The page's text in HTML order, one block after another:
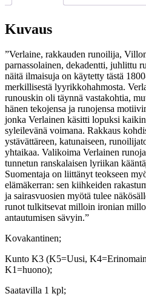
Kuvaus
”Verlaine, rakkauden runoilija,
parnassolainen, dekadentti, juhlittu
näitä ilmaisuja on käytetty tästä
merkillisestä lyyrikkohahmosta.
runouskin oli täynnä vastakohtia,
hänen tekojensa ja runojensa
jonka Verlainen käsitti lopuksi
syleilevänä voimana. Rakkaus
ystävättäreen, katunaiseen,
yhtaikaa. Valikoima Verlainen
tunnetun ranskalaisen lyriikan
Suomentaja on liittänyt teokseen
elämäkerran: sen kiihkeiden
ja sairasvuosien myötä tulee
runot tulkitsevat milloin ironian
antautumisen sävyin.”
Kovakantinen;
Kunto K3 (K5=Uusi,
K1=huono);
Saatavilla 1 kpl;